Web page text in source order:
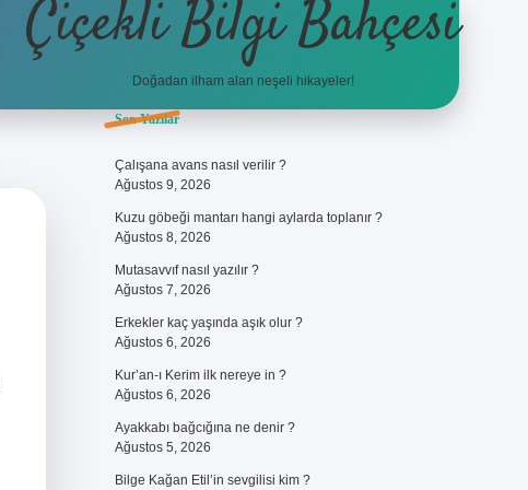
Çiçekli Bilgi Bahçesi
Doğadan ilham alan neşeli hikayeler!
Sidebar
Son Yazılar
Çalışana avans nasıl verilir ?
Ağustos 9, 2026
Kuzu göbeği mantarı hangi aylarda toplanır ?
Ağustos 8, 2026
Mutasavvıf nasıl yazılır ?
Ağustos 7, 2026
Erkekler kaç yaşında aşık olur ?
Ağustos 6, 2026
Kur’an-ı Kerim ilk nereye in ?
Ağustos 6, 2026
Ayakkabı bağcığına ne denir ?
Ağustos 5, 2026
Bilge Kağan Etil’in sevgilisi kim ?